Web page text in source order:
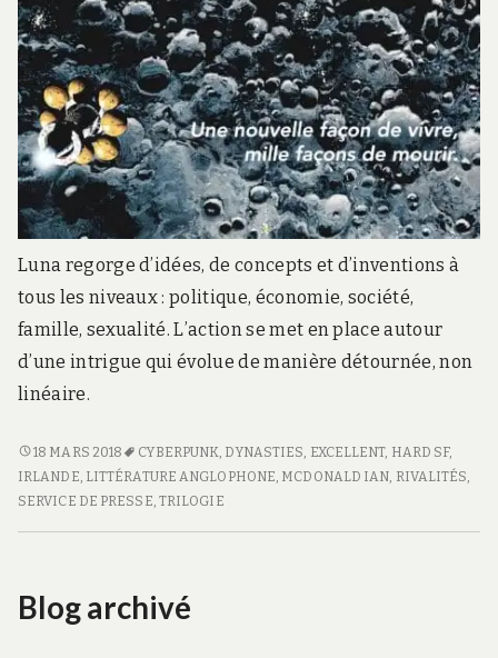
Luna regorge d’idées, de concepts et d’inventions à
tous les niveaux : politique, économie, société,
famille, sexualité. L’action se met en place autour
d’une intrigue qui évolue de manière détournée, non
linéaire.
LUNA
1
&
18 MARS 2018 CYBERPUNK, DYNASTIES, EXCELLENT, HARD SF,
IRLANDE, LITTÉRATURE ANGLOPHONE, MCDONALD IAN, RIVALITÉS,
SERVICE DE PRESSE, TRILOGIE
Blog archivé